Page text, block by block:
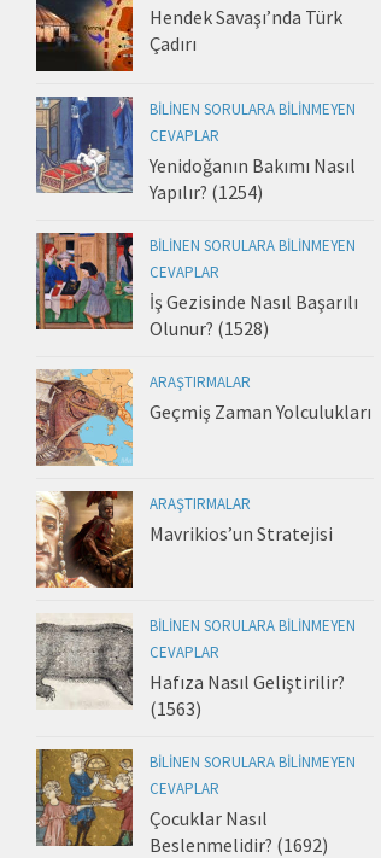
Hendek Savaşı’nda Türk
Çadırı
BILINEN SORULARA BILINMEYEN
CEVAPLAR
Yenidoğanın Bakımı Nasıl
Yapılır? (1254)
BILINEN SORULARA BILINMEYEN
CEVAPLAR
İş Gezisinde Nasıl Başarılı
Olunur? (1528)
ARAŞTIRMALAR
Geçmiş Zaman Yolculukları
ARAŞTIRMALAR
Mavrikios’un Stratejisi
BILINEN SORULARA BILINMEYEN
CEVAPLAR
Hafıza Nasıl Geliştirilir?
(1563)
BILINEN SORULARA BILINMEYEN
CEVAPLAR
Çocuklar Nasıl
Beslenmelidir? (1692)